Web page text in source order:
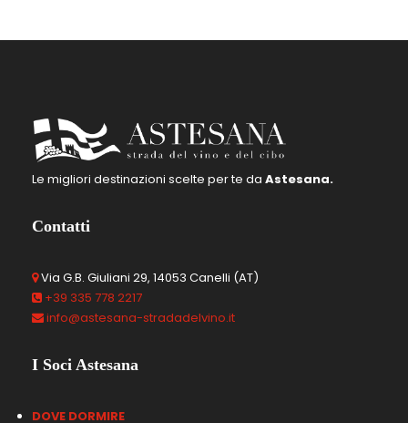
Le migliori destinazioni scelte per te da Astesana.
Contatti
Via G.B. Giuliani 29, 14053 Canelli (AT)
+39 335 778 2217
info@astesana-stradadelvino.it
I Soci Astesana
DOVE DORMIRE